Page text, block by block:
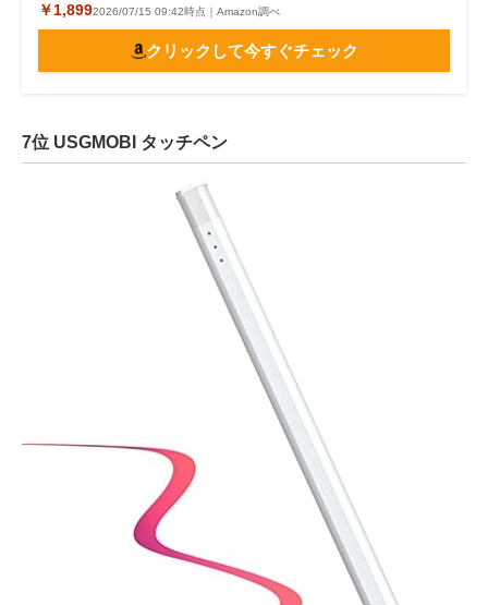
￥1,8992026/07/15 09:42時点｜Amazon調べ
クリックして今すぐチェック
7位 USGMOBI タッチペン